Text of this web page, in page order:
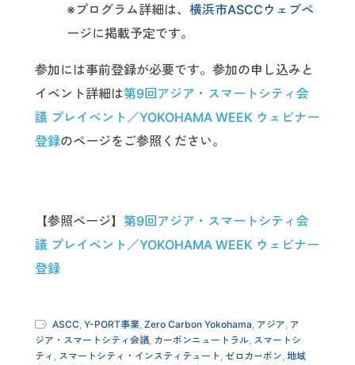
※プログラム詳細は、 横浜市ASCCウェブペ
ージに掲載予定です。
参加には事前登録が必要です。参加の申し込みと
イベント詳細は第9回アジア・スマートシティ会
議 プレイベント／YOKOHAMA WEEK ウェビナー
登録のページをご参照ください。
【参照ページ】 第9回アジア・スマートシティ会
議 プレイベント／YOKOHAMA WEEK ウェビナー
登録
ASCC, Y-PORT事業, Zero Carbon Yokohama, アジア, ア
ジア・スマートシティ会議, カーボンニュートラル, スマートシ
ティ , スマートシティ・インスティテュート , ゼロカーボン, 地域